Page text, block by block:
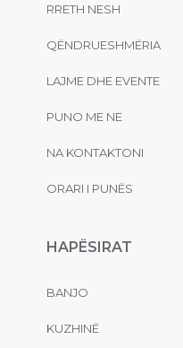
RRETH NESH
QËNDRUESHMËRIA
LAJME DHE EVENTE
PUNO ME NE
NA KONTAKTONI
ORARI I PUNËS
HAPËSIRAT
BANJO
KUZHINË